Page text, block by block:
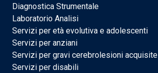
Diagnostica Strumentale
Laboratorio Analisi
Servizi per età evolutiva e adolescenti
Servizi per anziani
Servizi per gravi cerebrolesioni acquisite
Servizi per disabili